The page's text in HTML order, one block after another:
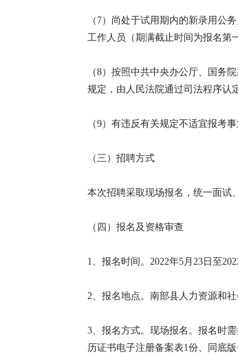
（7）尚处于试用期内的新录用公
工作人员（期满截止时间为报名第
（8）按照中共中央办公厅、国务
规定，由人民法院通过司法程序认
（9）有违反有关规定不适宜报考事
（三）招聘方式
本次招聘采取现场报名，统一面试
（四）报名及资格审查
1、报名时间。2022年5月23日至
2、报名地点。南部县人力资源和
3、报名方式。现场报名。报名时
历证书电子注册备案表1份、同底